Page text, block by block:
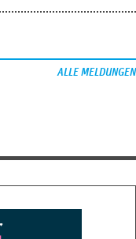
ALLE MELDUNGEN